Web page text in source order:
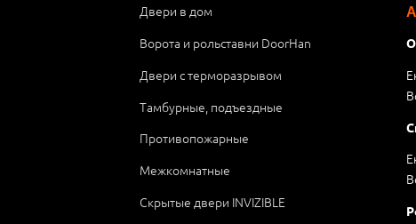
Двери в дом
Ворота и рольставни DoorHan
Двери с терморазрывом
Тамбурные, подъездные
Противопожарные
Межкомнатные
Скрытые двери INVIZIBLE